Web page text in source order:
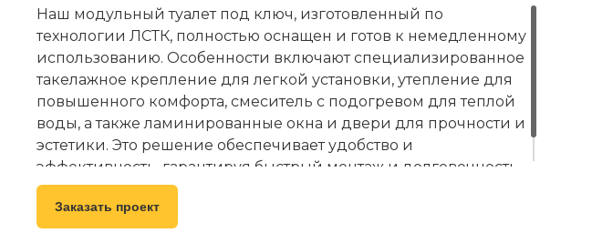
Наш модульный туалет под ключ, изготовленный по
технологии ЛСТК, полностью оснащен и готов к немедленному
использованию. Особенности включают специализированное
такелажное крепление для легкой установки, утепление для
повышенного комфорта, смеситель с подогревом для теплой
воды, а также ламинированные окна и двери для прочности и
эстетики. Это решение обеспечивает удобство и
эффективность, гарантируя быстрый монтаж и долговечность
службы.
Заказать проект